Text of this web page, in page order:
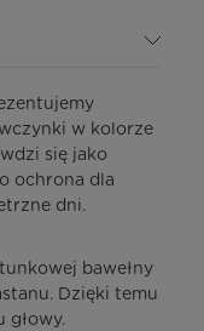
w kolorze
się jako
ochrona dla
dni.
bawełny
Dzięki temu
głowy.